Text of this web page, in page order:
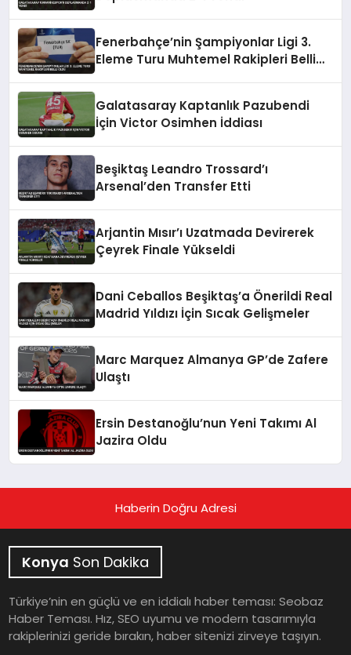
Fenerbahçe’nin Şampiyonlar Ligi 3.
Eleme Turu Muhtemel Rakipleri Belli
Galatasaray Kaptanlık Pazubendi
İçin Victor Osimhen İddiası
Beşiktaş Leandro Trossard’ı
Arsenal’den Transfer Etti
Arjantin Mısır’ı Uzatmada Devirerek
Çeyrek Finale Yükseldi
Dani Ceballos Beşiktaş’a Önerildi Real
Madrid Yıldızı İçin Sıcak Gelişmeler
Marc Marquez Almanya GP’de Zafere
Ulaştı
Ersin Destanoğlu’nun Yeni Takımı Al
Jazira Oldu
Haberin Doğru Adresi
Konya Son Dakika
Türkiye’nin en güçlü ve en iddialı haber teması: Seobaz
Haber Teması. Hız, SEO uyumu ve modern tasarımıyla
rakiplerinizi geride bırakın, haber sitenizi zirveye taşıyın.